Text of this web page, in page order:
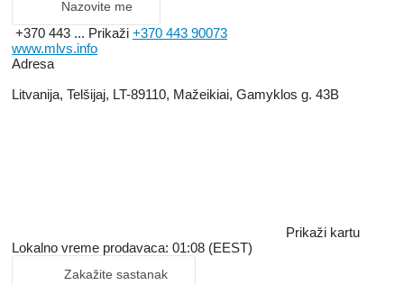
Nazovite me
+370 443 ... Prikaži +370 443 90073
www.mlvs.info
Adresa
Litvanija, Telšijaj, LT-89110, Mažeikiai, Gamyklos g. 43B
Prikaži kartu
Lokalno vreme prodavaca: 01:08 (EEST)
Zakažite sastanak